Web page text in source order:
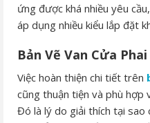
ứng được khá nhiều yêu
áp dụng nhiều kiểu lắp đặt
Bản Vẽ Van Cửa
Việc hoàn thiện chi tiết trên
cũng thuận tiện và phù hợp
Đó là lý do giải thích tại sao